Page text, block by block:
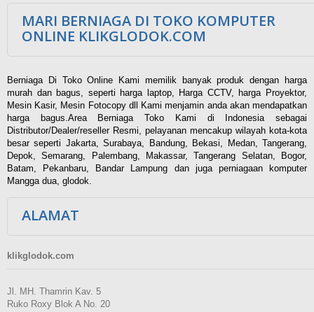
MARI BERNIAGA DI TOKO KOMPUTER
ONLINE KLIKGLODOK.COM
Berniaga Di Toko Online Kami memilik banyak produk dengan harga
murah dan bagus, seperti harga laptop, Harga CCTV, harga Proyektor,
Mesin Kasir, Mesin Fotocopy dll Kami menjamin anda akan mendapatkan
harga bagus.Area Berniaga Toko Kami di Indonesia sebagai
Distributor/Dealer/reseller Resmi, pelayanan mencakup wilayah kota-kota
besar seperti Jakarta, Surabaya, Bandung, Bekasi, Medan, Tangerang,
Depok, Semarang, Palembang, Makassar, Tangerang Selatan, Bogor,
Batam, Pekanbaru, Bandar Lampung dan juga perniagaan komputer
Mangga dua, glodok.
ALAMAT
klikglodok.com
Jl. MH. Thamrin Kav. 5
Ruko Roxy Blok A No. 20